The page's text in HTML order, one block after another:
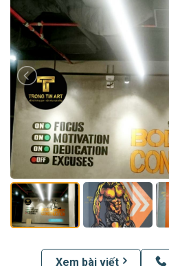
Xem bài viết